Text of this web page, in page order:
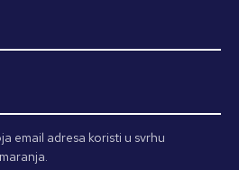
email adresa koristi u svrhu